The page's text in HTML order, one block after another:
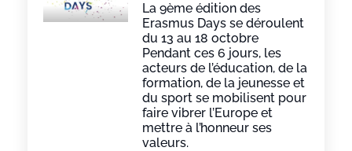
La 9ème édition des
Erasmus Days se déroulent
du 13 au 18 octobre
Pendant ces 6 jours, les
acteurs de l’éducation, de la
formation, de la jeunesse et
du sport se mobilisent pour
faire vibrer l’Europe et
mettre à l’honneur ses
valeurs.